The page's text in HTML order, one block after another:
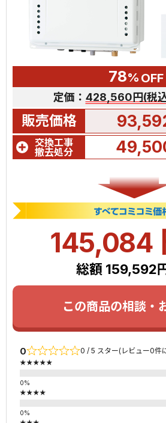
78% OFF
定価： 428,560円(税
販売価格
交換工事
撤去処分
145,084
総額 159,592
この商品の相談・
0 0 / 5 スター(レビュー0件
★★★★★
★★★★